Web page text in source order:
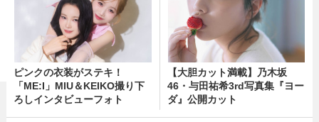
ピンクの衣装がステキ！
「ME:I」MIU＆KEIKO撮り下
ろしインタビューフォト
【大胆カット満載】乃木坂
46・与田祐希3rd写真集『ヨー
ダ』公開カット